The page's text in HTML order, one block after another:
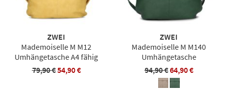
ZWEI
Mademoiselle M M12
Umhängetasche A4 fähig
79,90 €54,90 €
ZWEI
Mademoiselle M M140
Umhängetasche
94,90 €64,90 €